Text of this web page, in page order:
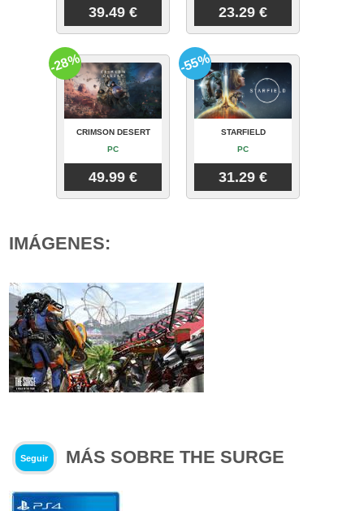
39.49 € 23.29 €
CRIMSON DESERT
PC
49.99 €
-28%
STARFIELD
PC
31.29 €
-55%
IMÁGENES:
Seguir MÁS SOBRE THE SURGE